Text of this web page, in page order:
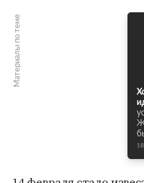
Материалы по теме